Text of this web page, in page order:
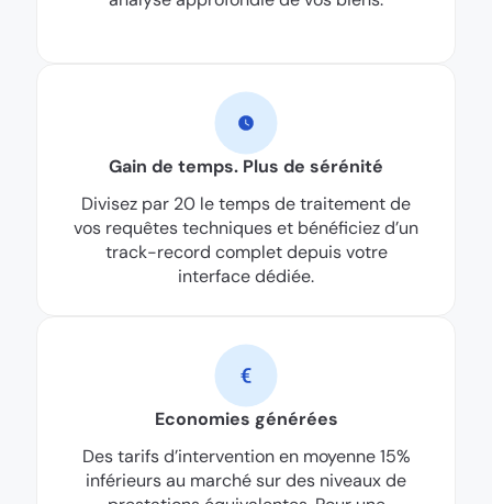
Gain de temps. Plus de sérénité
Divisez par 20 le temps de traitement de
vos requêtes techniques et bénéficiez d’un
track-record complet depuis votre
interface dédiée.
Economies générées
Des tarifs d’intervention en moyenne 15%
inférieurs au marché sur des niveaux de